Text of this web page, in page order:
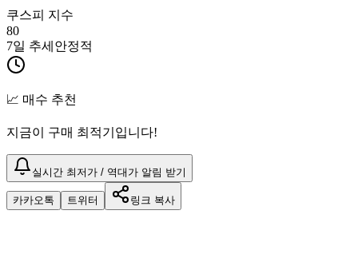
쿠스피 지수
80
7일 추세 안정적
📈 매수 추천
지금이 구매 최적기입니다!
실시간 최저가 / 역대가 알림 받기
카카오톡 트위터 링크 복사